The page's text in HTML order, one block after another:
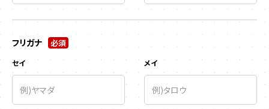
フリガナ 必須
セイ メイ